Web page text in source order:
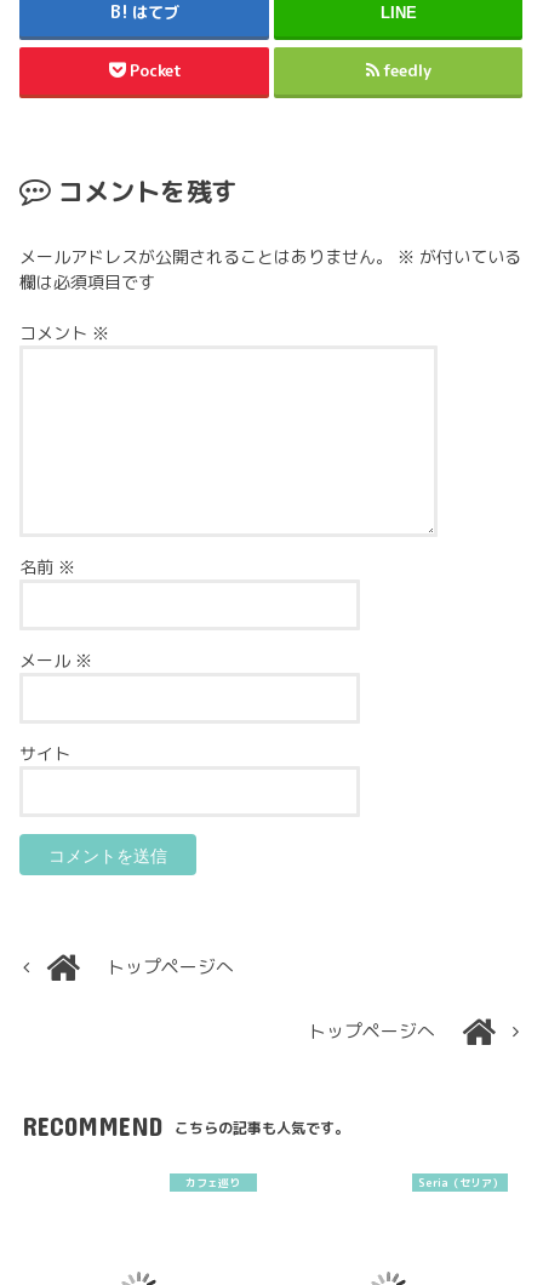
はてブ LINE
Pocket feedly
コメントを残す
メールアドレスが公開されることはありません。 ※ が付いている
欄は必須項目です
コメント ※
名前 ※
メール ※
サイト
トップページへ
トップページへ
RECOMMEND こちらの記事も人気です。
カフェ巡り Seria（セリア）